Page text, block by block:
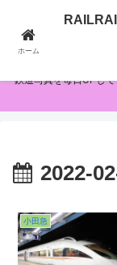
鉄道写真を毎日UPし
2022-
小田急
ホーム